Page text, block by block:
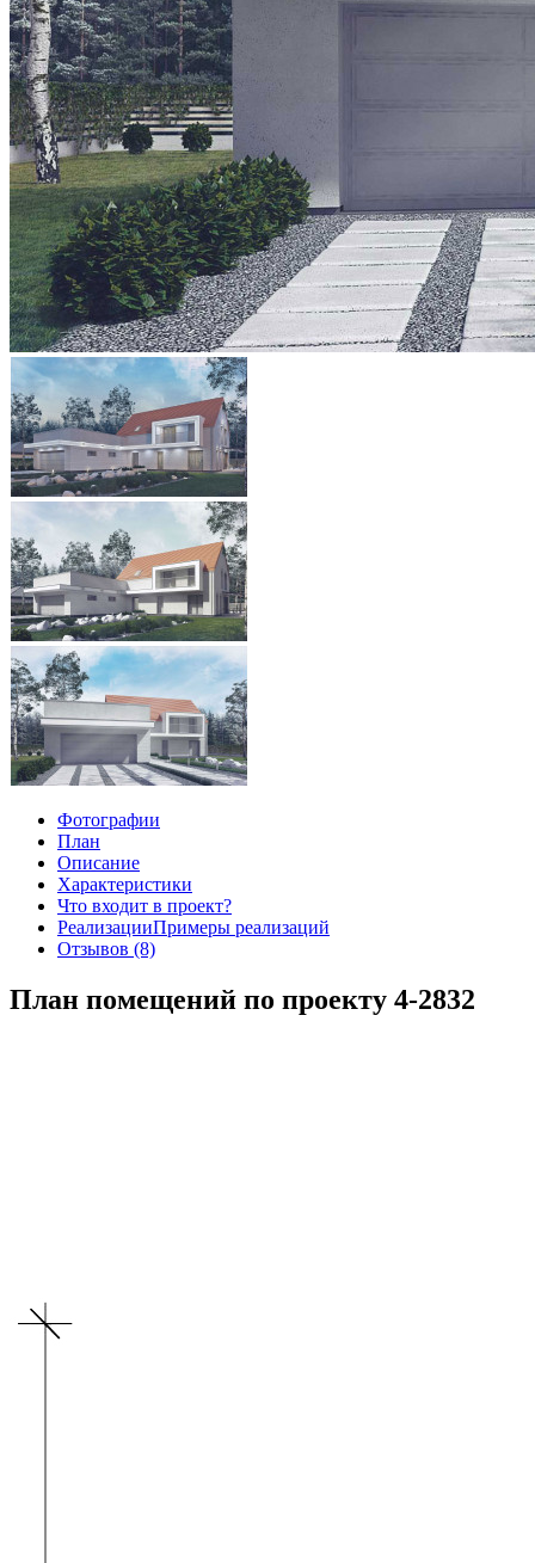
Фотографии
План
Описание
Характеристики
Что входит в проект?
РеализацииПримеры реализаций
Отзывов (8)
План помещений по проекту 4-2832